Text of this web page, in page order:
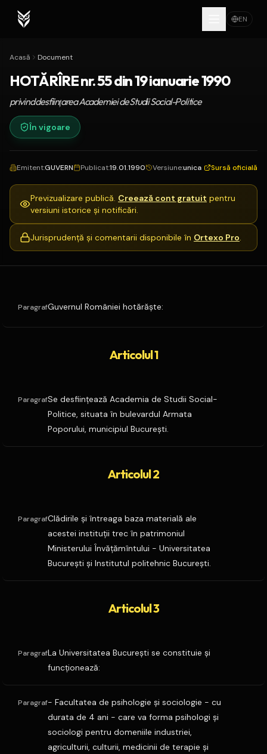
EN
Acasă Document
HOTĂRÎRE nr. 55 din 19 ianuarie 1990
privind desfiinţarea Academiei de Studii Social-Politice
În vigoare
Emitent:GUVERN Publicat:19.01.1990 Versiune:unica Sursă oficială
Previzualizare publică. Creează cont gratuit pentru
versiuni istorice și notificări.
Jurisprudență și comentarii disponibile în Ortexo Pro.
ParagrafGuvernul României hotărăşte:
Articolul 1
ParagrafSe desfiinţează Academia de Studii Social-
Politice, situata în bulevardul Armata
Poporului, municipiul Bucureşti.
Articolul 2
ParagrafClădirile şi întreaga baza materială ale
acestei instituţii trec în patrimoniul
Ministerului Învăţămîntului - Universitatea
Bucureşti şi Institutul politehnic Bucureşti.
Articolul 3
ParagrafLa Universitatea Bucureşti se constituie şi
funcţionează:
Paragraf- Facultatea de psihologie şi sociologie - cu
durata de 4 ani - care va forma psihologi şi
sociologi pentru domeniile industriei,
agriculturii, culturii, medicinii de terapie şi